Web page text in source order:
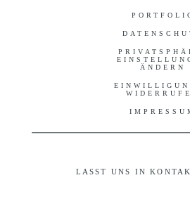
ÄNDERN
LASST UNS IN